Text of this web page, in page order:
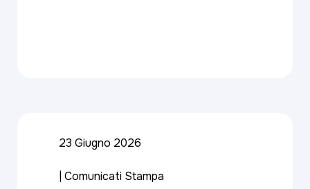
23 Giugno 2026
Comunicati Stampa